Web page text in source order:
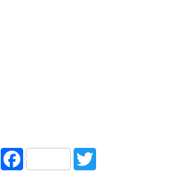
ShareFacebook